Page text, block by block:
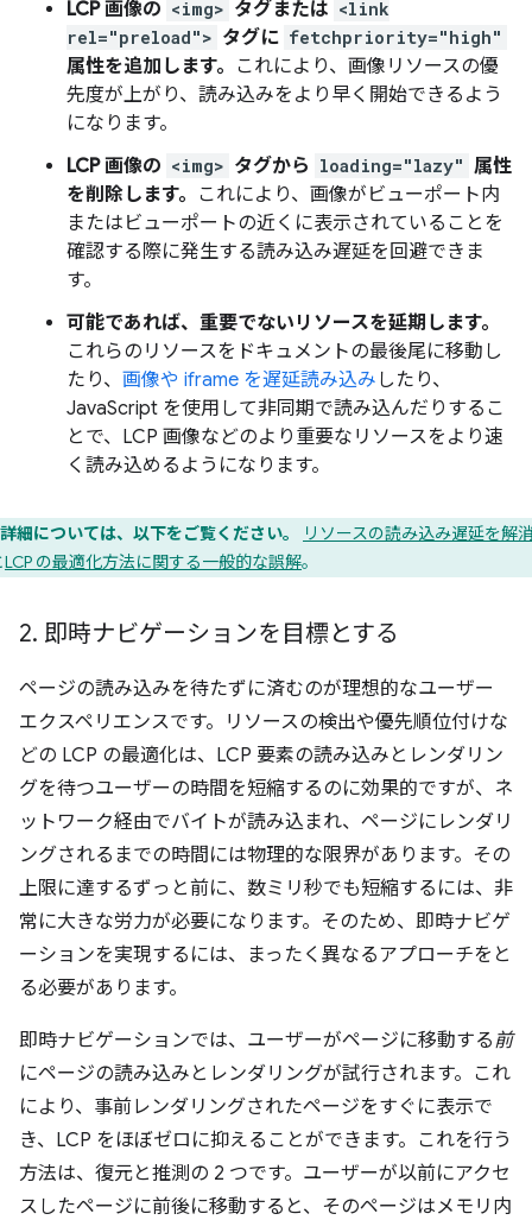
LCP 画像の <img> タグまたは <link
rel="preload"> タグに fetchpriority="high"
属性を追加します。
これにより、画像リソースの優
先度が上がり、読み込みをより早く開始できるよう
になります。
LCP 画像の <img> タグから loading="lazy" 属性
を削除します。
これにより、画像がビューポート内
またはビューポートの近くに表示されていることを
確認する際に発生する読み込み遅延を回避できま
す。
可能であれば、重要でないリソースを延期します。
これらのリソースをドキュメントの最後尾に移動し
たり、 画像や iframe を遅延読み込み したり、
JavaScript を使用して非同期で読み込んだりするこ
とで、LCP 画像などのより重要なリソースをより速
く読み込めるようになります。
詳細については、以下をご覧ください。
リソースの読み込み遅延を解
LCP の最適化方法に関する一般的な誤解。
2. 即時ナビゲーションを目標とする
ページの読み込みを待たずに済むのが理想的なユーザー
エクスペリエンスです。リソースの検出や優先順位付けな
どの LCP の最適化は、LCP 要素の読み込みとレンダリン
グを待つユーザーの時間を短縮するのに効果的ですが、ネ
ットワーク経由でバイトが読み込まれ、ページにレンダリ
ングされるまでの時間には物理的な限界があります。その
上限に達するずっと前に、数ミリ秒でも短縮するには、非
常に大きな労力が必要になります。そのため、即時ナビゲ
ーションを実現するには、まったく異なるアプローチをと
る必要があります。
即時ナビゲーションでは、ユーザーがページに移動する前
にページの読み込みとレンダリングが試行されます。これ
により、事前レンダリングされたページをすぐに表示で
き、LCP をほぼゼロに抑えることができます。これを行う
方法は、復元と推測の 2 つです。ユーザーが以前にアクセ
スしたページに前後に移動すると、そのページはメモリ内